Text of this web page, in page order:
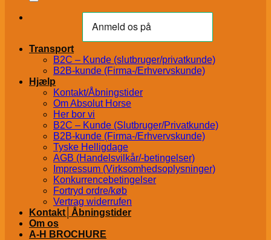
Transport
B2C – Kunde (slutbruger/privatkunde)
B2B-kunde (Firma-/Erhvervskunde)
Hjælp
Kontakt/Åbningstider
Om Absolut Horse
Her bor vi
B2C – Kunde (Slutbruger/Privatkunde)
B2B-kunde (Firma-/Erhvervskunde)
Tyske Helligdage
AGB (Handelsvilkår/-betingelser)
Impressum (Virksomhedsoplysninger)
Konkurrencebetingelser
Fortryd ordre/køb
Vertrag widerrufen
Kontakt│Åbningstider
Om os
A-H BROCHURE